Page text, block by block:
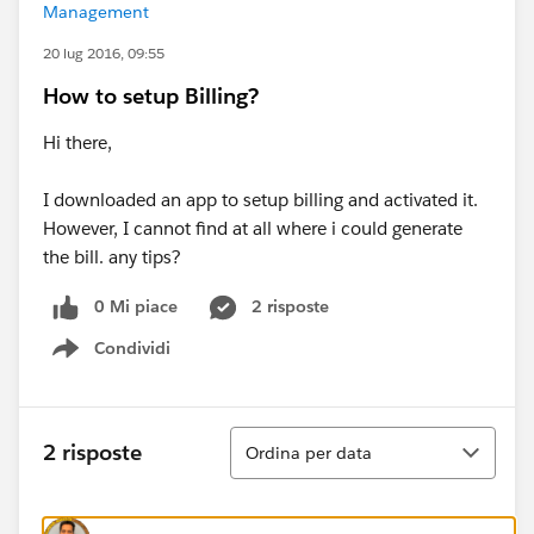
Management
20 lug 2016, 09:55
How to setup Billing?
Hi there,
I downloaded an app to setup billing and activated it.
However, I cannot find at all where i could generate
the bill. any tips?
0 Mi piace
2 risposte
Condividi
Show menu
2 risposte
Ordina
Ordina per data